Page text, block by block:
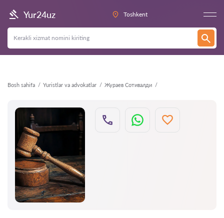
Yur24uz Toshkent
Bosh sahifa Yuristlar va advokatlar Жураев Сотивалди
Orqaga